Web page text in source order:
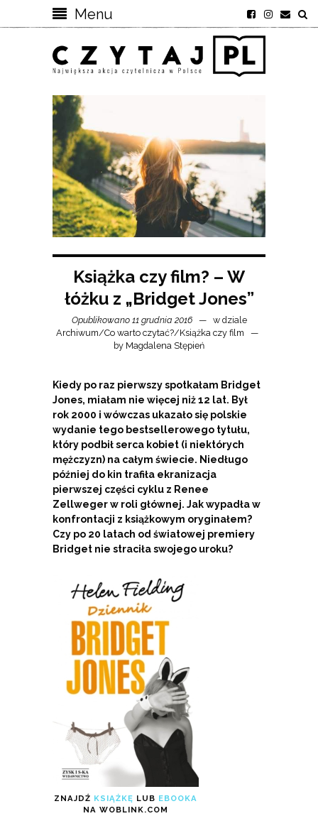
Menu
Książka czy film? – W
łóżku z „Bridget Jones”
Opublikowano 11 grudnia 2016
w dziale
Archiwum/Co warto czytać?/Książka czy film
by Magdalena Stępień
Kiedy po raz pierwszy spotkałam Bridget
Jones, miałam nie więcej niż 12 lat. Był
rok 2000 i wówczas ukazało się polskie
wydanie tego bestsellerowego tytułu,
który podbił serca kobiet (i niektórych
mężczyzn) na całym świecie. Niedługo
później do kin trafiła ekranizacja
pierwszej części cyklu z Renee
Zellweger w roli głównej. Jak wypadła w
konfrontacji z książkowym oryginałem?
Czy po 20 latach od światowej premiery
Bridget nie straciła swojego uroku?
ZNAJDŹ KSIĄŻKĘ LUB EBOOKA
NA WOBLINK.COM